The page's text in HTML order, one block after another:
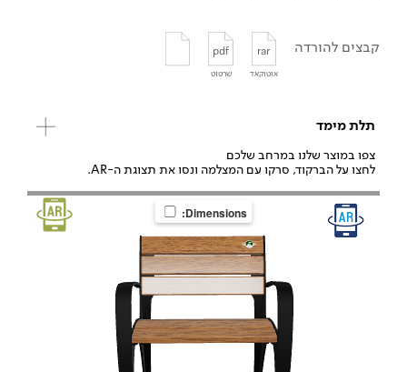
קבצים להורדה rar
אוטוקאד
pdf
שרטוט
תלת מימד
צפו במוצר שלנו במרחב שלכם
לחצו על הברקוד, סרקו עם המצלמה ונסו את תצוגת ה-AR.
Dimensions: